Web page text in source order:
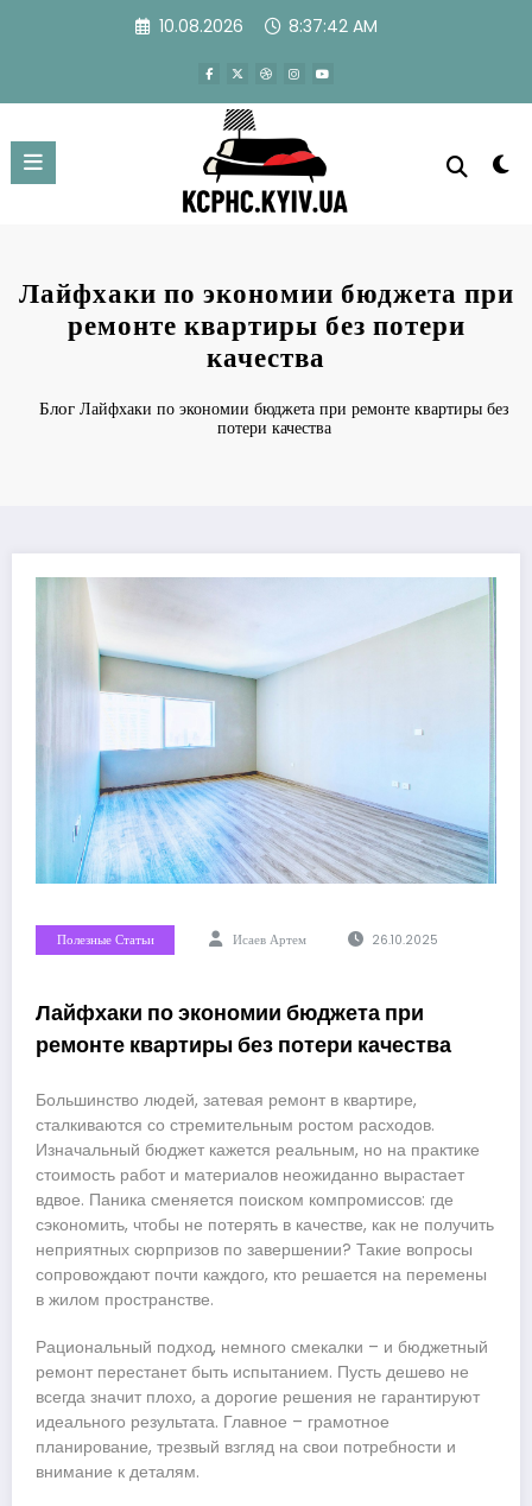
10.08.2026 8:37:43 AM
Лайфхаки по экономии бюджета при
ремонте квартиры без потери
качества
Блог Лайфхаки по экономии бюджета при ремонте квартиры без
потери качества
Полезные Статьи Исаев Артем 26.10.2025
Лайфхаки по экономии бюджета при
ремонте квартиры без потери качества
Большинство людей, затевая ремонт в квартире,
сталкиваются со стремительным ростом расходов.
Изначальный бюджет кажется реальным, но на практике
стоимость работ и материалов неожиданно вырастает
вдвое. Паника сменяется поиском компромиссов: где
сэкономить, чтобы не потерять в качестве, как не получить
неприятных сюрпризов по завершении? Такие вопросы
сопровождают почти каждого, кто решается на перемены
в жилом пространстве.
Рациональный подход, немного смекалки – и бюджетный
ремонт перестанет быть испытанием. Пусть дешево не
всегда значит плохо, а дорогие решения не гарантируют
идеального результата. Главное – грамотное
планирование, трезвый взгляд на свои потребности и
внимание к деталям.